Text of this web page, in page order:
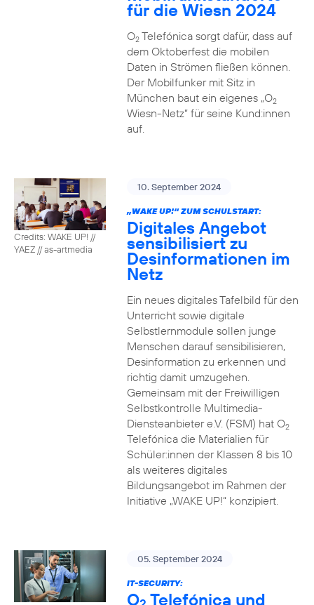
für die Wiesn 2024
O2Telefónica sorgt dafür, dass auf
dem Oktoberfest die mobilen
Daten in Strömen fließen können.
Der Mobilfunker mit Sitz in
München baut ein eigenes „O2
Wiesn-Netz“ für seine Kund:innen
auf.
Credits: WAKE UP! //
YAEZ // as-artmedia
10. September 2024
„WAKE UP!“ ZUM SCHULSTART:
Digitales Angebot
sensibilisiert zu
Desinformationen im
Netz
Ein neues digitales Tafelbild für den
Unterricht sowie digitale
Selbstlernmodule sollen junge
Menschen darauf sensibilisieren,
Desinformation zu erkennen und
richtig damit umzugehen.
Gemeinsam mit der Freiwilligen
Selbstkontrolle Multimedia-
Diensteanbieter e.V. (FSM) hat O2
Telefónica die Materialien für
Schüler:innen der Klassen 8 bis 10
als weiteres digitales
Bildungsangebot im Rahmen der
Initiative „WAKE UP!“ konzipiert.
05. September 2024
IT-SECURITY:
O Telefónica und